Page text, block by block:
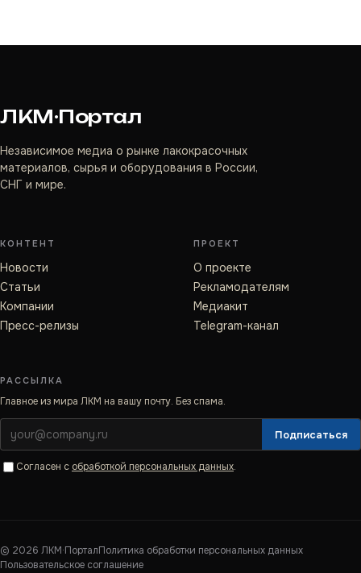
ЛКМ·Портал
Независимое медиа о рынке лакокрасочных
материалов, сырья и оборудования в России,
СНГ и мире.
КОНТЕНТ
Новости
Статьи
Компании
Пресс-релизы
ПРОЕКТ
О проекте
Рекламодателям
Медиакит
Telegram-канал
РАССЫЛКА
Главное из мира ЛКМ на вашу почту. Без спама.
Подписаться
Согласен с обработкой персональных данных.
© 2026 ЛКМ·ПорталПолитика обработки персональных данных
Пользовательское соглашение